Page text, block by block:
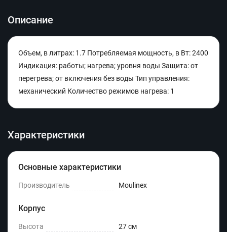
Описание
Объем, в литрах: 1.7 Потребляемая мощность, в Вт: 2400
Индикация: работы; нагрева; уровня воды Защита: от
перегрева; от включения без воды Тип управления:
механический Количество режимов нагрева: 1
Характеристики
Основные характеристики
Производитель Moulinex
Корпус
Высота 27 см